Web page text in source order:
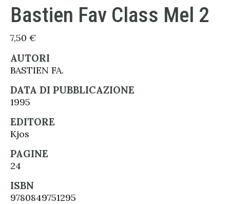
Bastien Fav Class Mel 2
7,50 €
AUTORI
BASTIEN FA.
DATA DI PUBBLICAZIONE
1995
EDITORE
Kjos
PAGINE
24
ISBN
9780849751295